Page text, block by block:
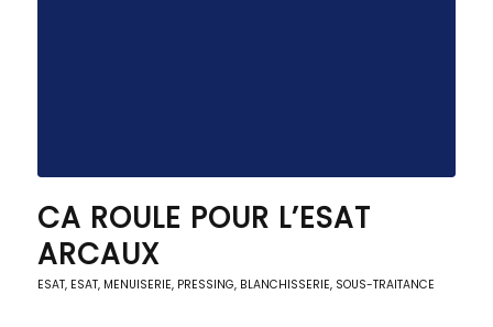
CA ROULE POUR L’ESAT
ARCAUX
ESAT, ESAT, MENUISERIE, PRESSING, BLANCHISSERIE, SOUS-TRAITANCE